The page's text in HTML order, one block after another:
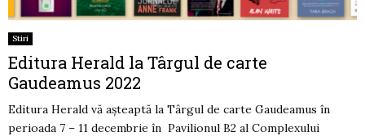
Stiri
Editura Herald la Târgul de carte
Gaudeamus 2022
Editura Herald vă așteaptă la Târgul de carte Gaudeamus în
perioada 7 – 11 decembrie în Pavilionul B2 al Complexului